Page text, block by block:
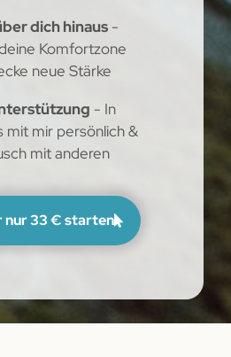
dich hinaus-
Komfortzone
neue Stärke
- In
mit mir persönlich &
mit anderen
33 € starten